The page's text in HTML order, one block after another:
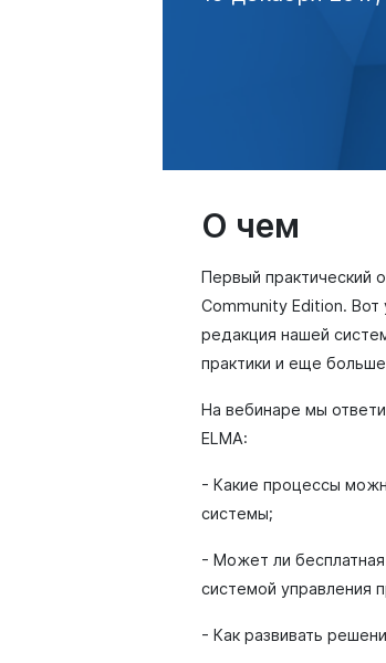
О чем
Первый практический
Community Edition.
редакция нашей
практики и еще
На вебинаре мы
ELMA:
- Какие процессы
системы;
- Может ли
системой управления
- Как развивать